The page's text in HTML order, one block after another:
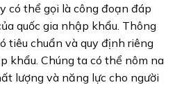
có thể gọi là công đoạn đáp
quốc gia nhập khẩu. Thông
tiêu chuẩn và quy định riêng
khẩu. Chúng ta có thể nôm na
lượng và năng lực cho người